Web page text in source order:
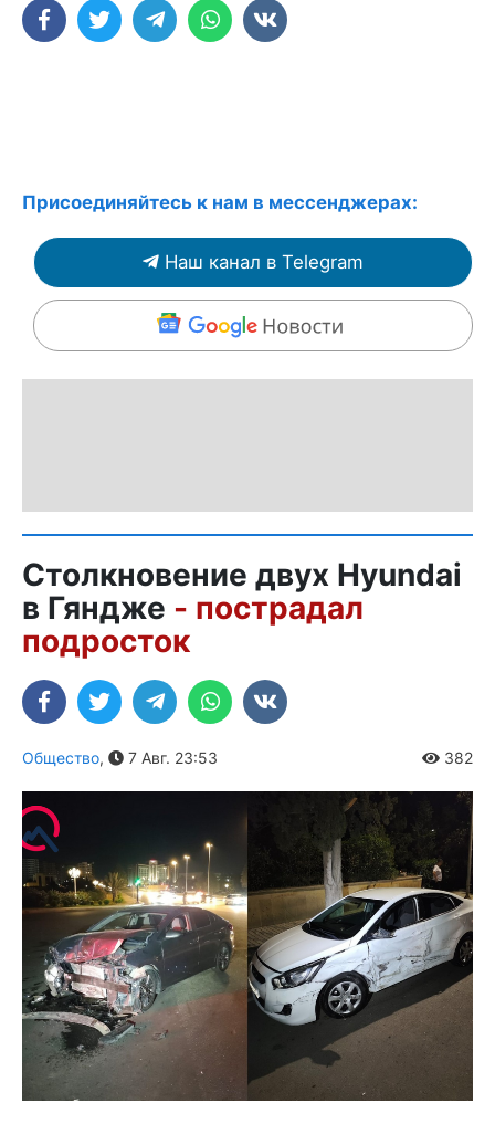
Присоединяйтесь к нам в мессенджерах:
Наш канал в Telegram
Столкновение двух Hyundai
в Гяндже - пострадал
подросток
Общество, 7 Авг. 23:53 382